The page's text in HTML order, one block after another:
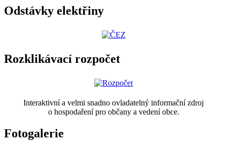
Odstávky elektřiny
Rozklikávací rozpočet
Interaktivní a velmi snadno ovladatelný informační zdroj
o hospodaření pro občany a vedení obce.
Fotogalerie